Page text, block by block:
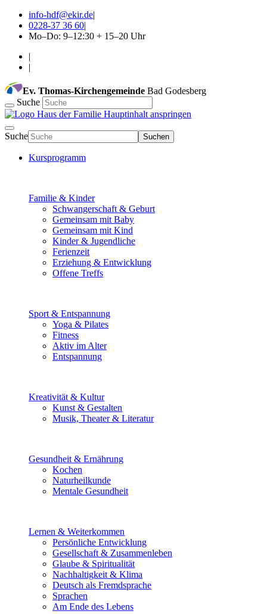
info-hdf@ekir.de|
0228-37 36 60|
Mo–Do: 9–12:30 + 15–20 Uhr
|
|
Ev. Thomas-Kirchengemeinde Bad Godesberg
Suche
Hauptinhalt anspringen
Suche Suchen
Kursprogramm
Familie & Kinder
Schwangerschaft & Geburt
Gemeinsam mit Baby
Gemeinsam mit Kind
Kinder & Jugendliche
Ferienzeit
Erziehung & Entwicklung
Offene Treffs
Sport & Entspannung
Yoga & Pilates
Fitness
Aktiv im Alter
Entspannung
Kreativität & Kultur
Kunst & Gestalten
Musik, Theater & Literatur
Gesundheit & Ernährung
Kochen
Naturheilkunde
Mentale Gesundheit
Lernen & Weiterkommen
Persönliche Entwicklung
Gesellschaft & Zusammenleben
Glaube & Spiritualität
Nachhaltigkeit & Klima
Deutsch als Fremdsprache
Sprachen
Am Ende des Lebens